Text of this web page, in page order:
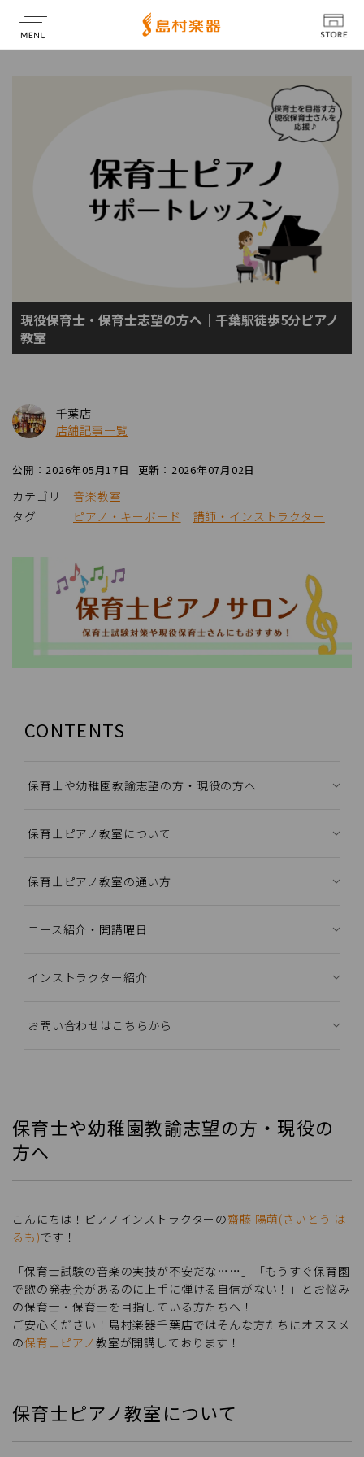
現役保育士・保育士志望の方へ｜千葉駅徒歩5分ピアノ
教室
千葉店
店舗記事一覧
公開：2026年05月17日 更新：2026年07月02日
カテゴリ
音楽教室
タグ
ピアノ・キーボード 講師・インストラクター
CONTENTS
保育士や幼稚園教諭志望の方・現役の方へ
保育士ピアノ教室について
保育士ピアノ教室の通い方
コース紹介・開講曜日
インストラクター紹介
お問い合わせはこちらから
保育士や幼稚園教諭志望の方・現役の
方へ
こんにちは！ピアノインストラクターの齋藤 陽萌(さいとう は
るも)です！
「保育士試験の音楽の実技が不安だな……」「もうすぐ保育園
で歌の発表会があるのに上手に弾ける自信がない！」とお悩み
の保育士・保育士を目指している方たちへ！
ご安心ください！島村楽器千葉店ではそんな方たちにオススメ
の保育士ピアノ 教室が開講しております！
保育士ピアノ教室について